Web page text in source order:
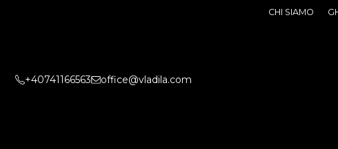
CHI SIAMO
+40741166563 office@vladila.com